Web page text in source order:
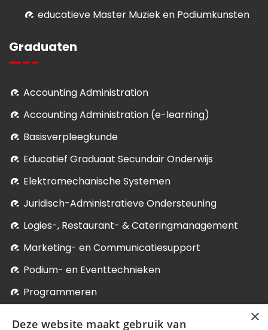
educatieve Master Muziek en Podiumkunsten
Graduaten
Accounting Administration
Accounting Administration (e-learning)
Basisverpleegkunde
Educatief Graduaat Secundair Onderwijs
Elektromechanische Systemen
Juridisch-Administratieve Ondersteuning
Logies-, Restaurant- & Cateringmanagement
Marketing- en Communicatiesupport
Podium- en Eventtechnieken
Programmeren
×
Deze website maakt gebruik van